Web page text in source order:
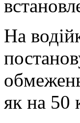
На
як на